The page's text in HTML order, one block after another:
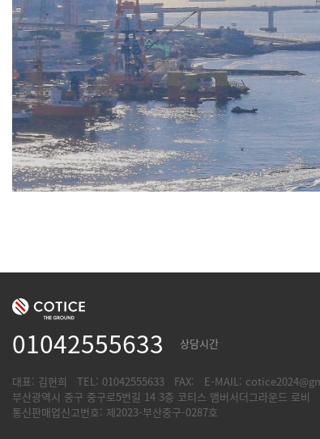
01042555633 상담시간
대표: 김현희 TEL: 01042555633 FAX:
E-MAIL:
부산광역시 중구 중구로5번길 14 3층 코티스 앰버서더그라운드 로비
통신판매업신고번호: 제2023-부산중구-0287호